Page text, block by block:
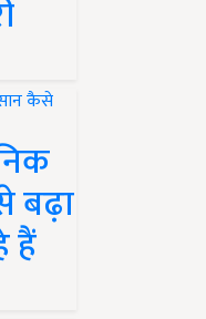
बढ़ा
हैं